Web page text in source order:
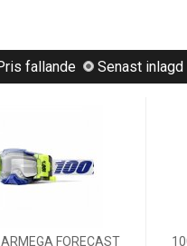
fallande Senast inlagd
FORECAST